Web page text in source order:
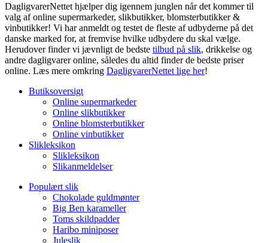
DagligvarerNettet hjælper dig igennem junglen når det kommer til
valg af online supermarkeder, slikbutikker, blomsterbutikker &
vinbutikker! Vi har anmeldt og testet de fleste af udbyderne på det
danske marked for, at fremvise hvilke udbydere du skal vælge.
Herudover finder vi jævnligt de bedste tilbud på slik, drikkelse og
andre dagligvarer online, således du altid finder de bedste priser
online. Læs mere omkring DagligvarerNettet lige her!
Butiksoversigt
Online supermarkeder
Online slikbutikker
Online blomsterbutikker
Online vinbutikker
Slikleksikon
Slikleksikon
Slikanmeldelser
Populært slik
Chokolade guldmønter
Big Ben karameller
Toms skildpadder
Haribo miniposer
Juleslik